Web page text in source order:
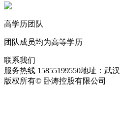
高学历团队
团队成员均为高等学历
联系我们
服务热线 15855199550地址：武
版权所有© 卧涛控股有限公司